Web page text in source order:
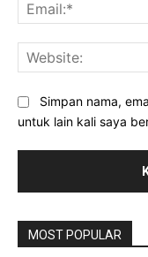
Simpan nama,
untuk lain kali saya
MOST POPULAR